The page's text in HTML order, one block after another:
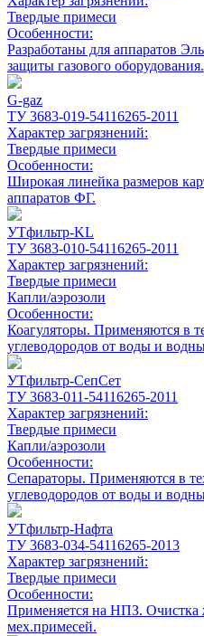
Твердые примеси
Особенности:
Разработаны для аппаратов
защиты газового оборудования.
G-gaz
ТУ 3683-019-54116265-2011
Характер загрязнений:
Твердые примеси
Особенности:
Широкая линейка размеров
аппаратов ФГ.
УТфильтр-KL
ТУ 3683-010-54116265-2011
Характер загрязнений:
Твердые примеси
Капли/аэрозоли
Особенности:
Коагуляторы. Применяются в
углеводородов от воды и
УТфильтр-СепСет
ТУ 3683-011-54116265-2011
Характер загрязнений:
Твердые примеси
Капли/аэрозоли
Особенности:
Сепараторы. Применяются в
углеводородов от воды и
УТфильтр-Нафта
ТУ 3683-034-54116265-2013
Характер загрязнений:
Твердые примеси
Особенности:
Применяется на НПЗ. Очистка
мех.примесей.